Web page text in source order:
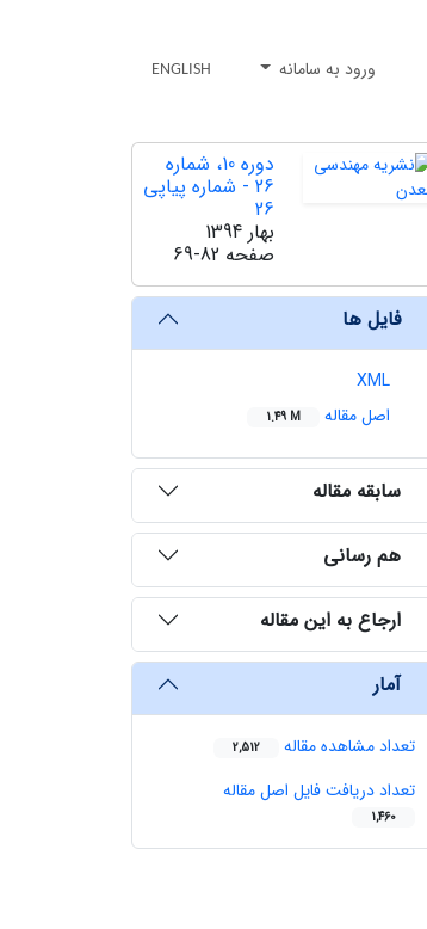
ورود به سامانه ENGLISH
دوره 10، شماره
26 - شماره پیاپی
26
بهار 1394
صفحه69-82
فایل ها
XML
اصل مقاله
1.49 M
سابقه مقاله
هم رسانی
ارجاع به این مقاله
آمار
تعداد مشاهده مقاله 2,512
تعداد دریافت فایل اصل مقاله
1,460